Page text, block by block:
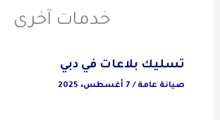
خدمات آخرى
تسليك بلاعات في دبي
صيانة عامة / 7 أغسطس، 2025